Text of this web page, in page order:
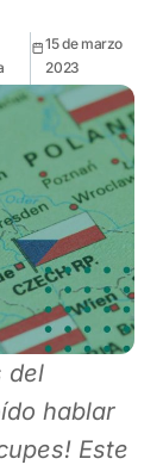
15 de marzo
2023
del
hablar
Este